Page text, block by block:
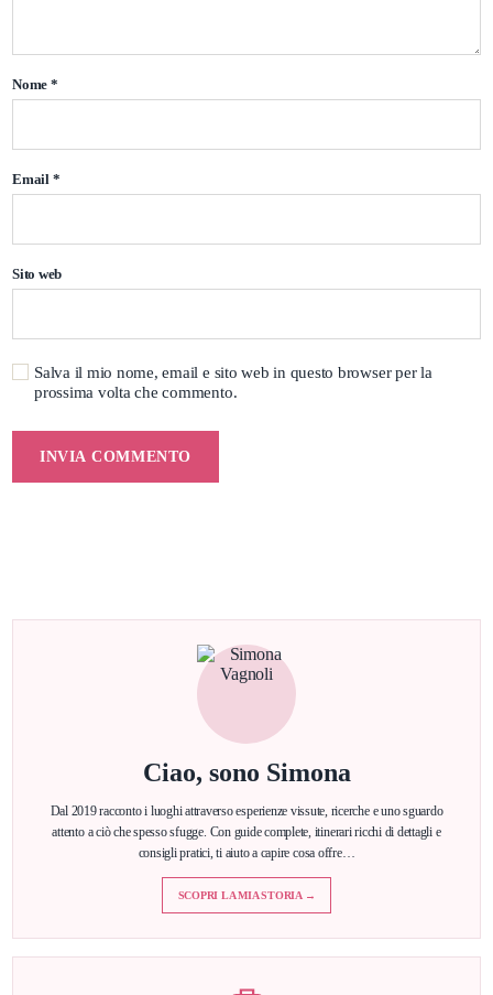
Nome *
Email *
Sito web
Salva il mio nome, email e sito web in questo browser per la
prossima volta che commento.
Ciao, sono Simona
Dal 2019 racconto i luoghi attraverso esperienze vissute, ricerche e uno sguardo
attento a ciò che spesso sfugge. Con guide complete, itinerari ricchi di dettagli e
consigli pratici, ti aiuto a capire cosa offre…
SCOPRI LA MIA STORIA →